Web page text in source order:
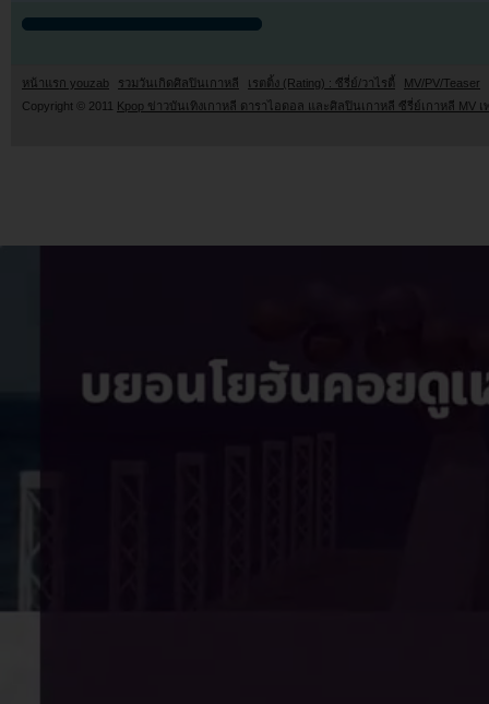
หน้าแรก youzab รวมวันเกิดศิลปินเกาหลี เรตติ้ง (Rating) : ซีรี่ย์/วาไรตี้
MV/PV/Teaser
Copyright © 2011 Kpop ข่าวบันเทิงเกาหลี ดาราไอดอล และศิลปินเกาหลี ซีรี่ย์เกาหลี MV